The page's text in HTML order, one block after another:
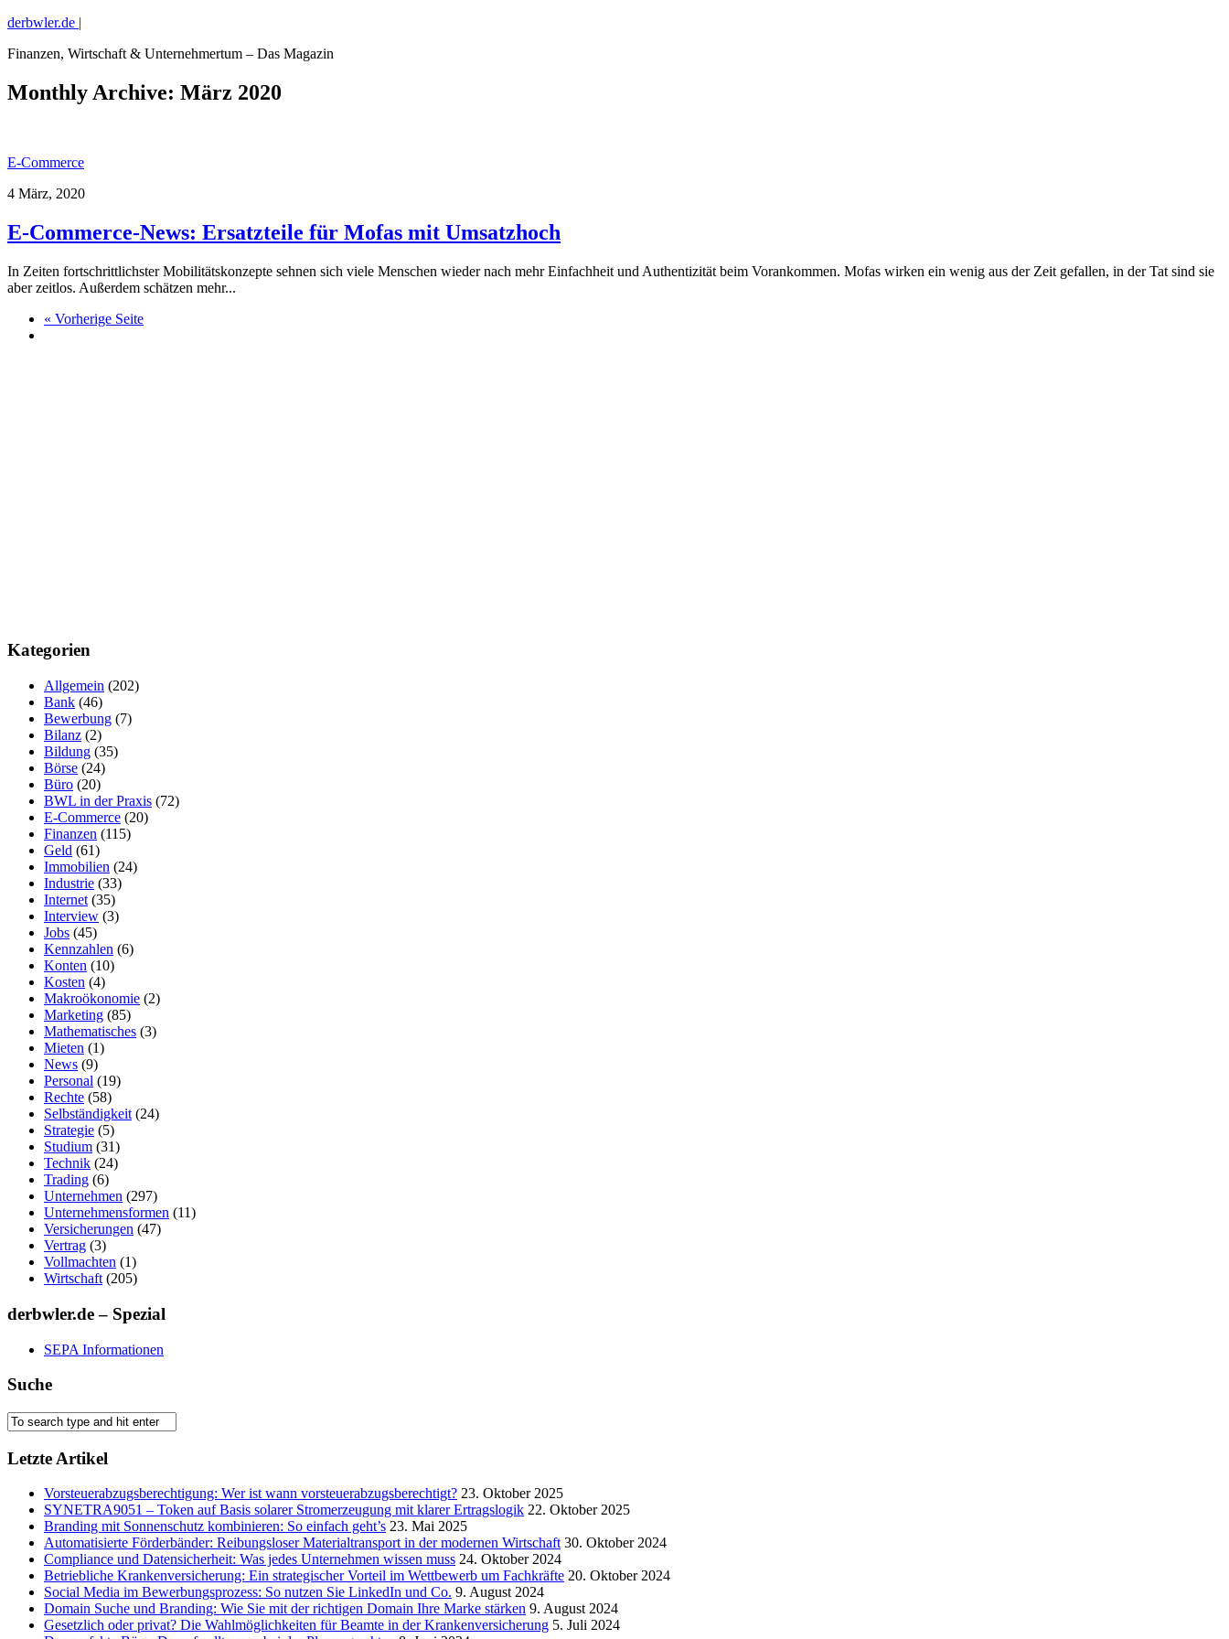
derbwler.de |
Finanzen, Wirtschaft & Unternehmertum – Das Magazin
Monthly Archive: März 2020
E-Commerce
4 März, 2020
E-Commerce-News: Ersatzteile für Mofas mit Umsatzhoch
In Zeiten fortschrittlichster Mobilitätskonzepte sehnen sich viele Menschen wieder nach mehr Einfachheit und Authentizität beim Vorankommen. Mofas wirken ein wenig aus der Zeit gefallen, in der Tat sind sie
aber zeitlos. Außerdem schätzen mehr...
« Vorherige Seite
Kategorien
Allgemein (202)
Bank (46)
Bewerbung (7)
Bilanz (2)
Bildung (35)
Börse (24)
Büro (20)
BWL in der Praxis (72)
E-Commerce (20)
Finanzen (115)
Geld (61)
Immobilien (24)
Industrie (33)
Internet (35)
Interview (3)
Jobs (45)
Kennzahlen (6)
Konten (10)
Kosten (4)
Makroökonomie (2)
Marketing (85)
Mathematisches (3)
Mieten (1)
News (9)
Personal (19)
Rechte (58)
Selbständigkeit (24)
Strategie (5)
Studium (31)
Technik (24)
Trading (6)
Unternehmen (297)
Unternehmensformen (11)
Versicherungen (47)
Vertrag (3)
Vollmachten (1)
Wirtschaft (205)
derbwler.de – Spezial
SEPA Informationen
Suche
Letzte Artikel
Vorsteuerabzugsberechtigung: Wer ist wann vorsteuerabzugsberechtigt? 23. Oktober 2025
SYNETRA9051 – Token auf Basis solarer Stromerzeugung mit klarer Ertragslogik 22. Oktober 2025
Branding mit Sonnenschutz kombinieren: So einfach geht’s 23. Mai 2025
Automatisierte Förderbänder: Reibungsloser Materialtransport in der modernen Wirtschaft 30. Oktober 2024
Compliance und Datensicherheit: Was jedes Unternehmen wissen muss 24. Oktober 2024
Betriebliche Krankenversicherung: Ein strategischer Vorteil im Wettbewerb um Fachkräfte 20. Oktober 2024
Social Media im Bewerbungsprozess: So nutzen Sie LinkedIn und Co. 9. August 2024
Domain Suche und Branding: Wie Sie mit der richtigen Domain Ihre Marke stärken 9. August 2024
Gesetzlich oder privat? Die Wahlmöglichkeiten für Beamte in der Krankenversicherung 5. Juli 2024